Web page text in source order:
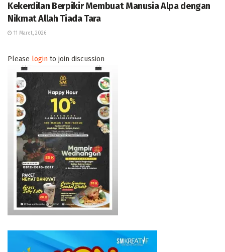
Kekerdilan Berpikir Membuat Manusia Alpa dengan
Nikmat Allah Tiada Tara
11 Maret, 2026
Please login to join discussion